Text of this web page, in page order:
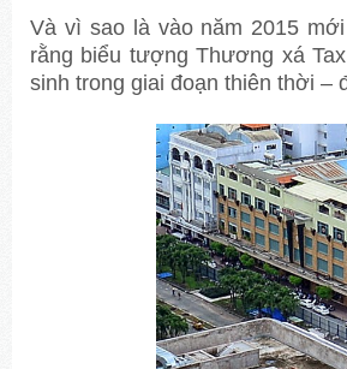
Và vì sao là vào năm 2015
rằng biểu tượng Thương xá
sinh trong giai đoạn thiên thời –